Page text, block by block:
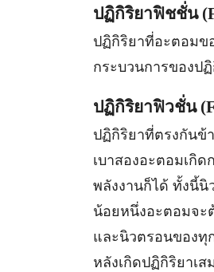
ปฏิกิริยาฟิชชั่น
ปฏิกิริยาที่อะตอมข
กระบวนการของป
ปฏิกิริยาฟิวชั่น
ปฏิกิริยาที่ตรงกันข้
เบาสองอะตอมเกิ
พลังงานก็ได้ ทั้งนี้
น้อยหนึ่งอะตอมจะ
และนิวตรอนของทุ
หลังเกิดปฏิกิริยาเ